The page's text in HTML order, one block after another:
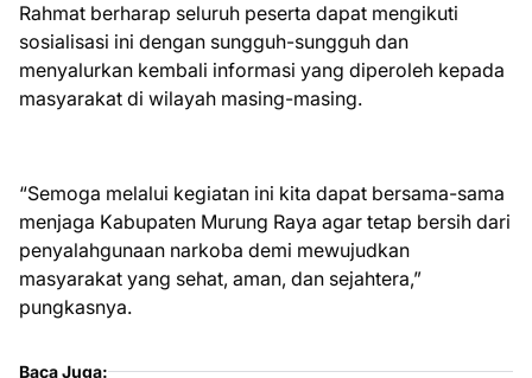
Rahmat berharap seluruh peserta dapat mengikuti
sosialisasi ini dengan sungguh-sungguh dan
menyalurkan kembali informasi yang diperoleh kepada
masyarakat di wilayah masing-masing.
“Semoga melalui kegiatan ini kita dapat bersama-sama
menjaga Kabupaten Murung Raya agar tetap bersih dari
penyalahgunaan narkoba demi mewujudkan
masyarakat yang sehat, aman, dan sejahtera,”
pungkasnya.
Baca Juga: